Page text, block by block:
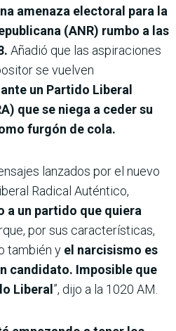
amenaza electoral para la
(ANR) rumbo a las
Añadió que las aspiraciones
se vuelven
ante un Partido Liberal
que se niega a ceder su
furgón de cola.
lanzados por el nuevo
Radical Auténtico,
a un partido que quiera
por sus características,
también y el narcisismo es
candidato. Imposible que
Liberal”, dijo a la 1020 AM.